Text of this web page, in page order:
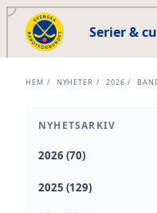
Serier &
HEM / NYHETER / 2026 /
NYHETSARKIV
2026 (70)
2025 (129)